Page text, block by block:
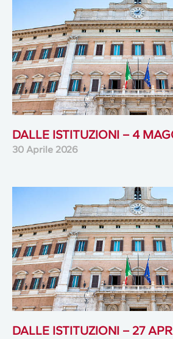
DALLE ISTITUZIONI – 4
30 Aprile 2026
DALLE ISTITUZIONI – 27